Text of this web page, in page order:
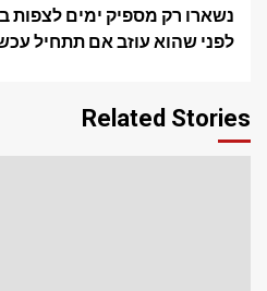
נשארו רק מספיק ימים לצפות
לפני שהוא עוזב אם תתחיל
Related Stories